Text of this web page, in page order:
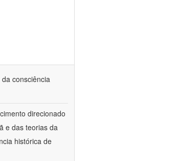
consciência
direcionado
e das teorias da
histórica de